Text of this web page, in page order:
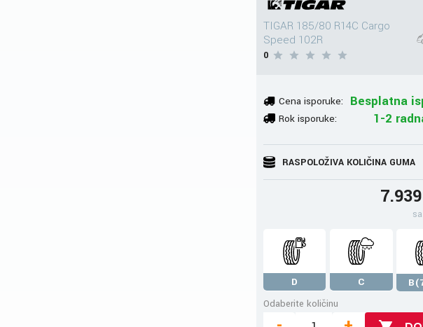
TIGAR 185/80 R14C Cargo
Speed 102R
0
Cena isporuke: Besplatna
Rok isporuke: 1-2
RASPOLOŽIVA KOLIČINA GUMA
D C
Odaberite količinu